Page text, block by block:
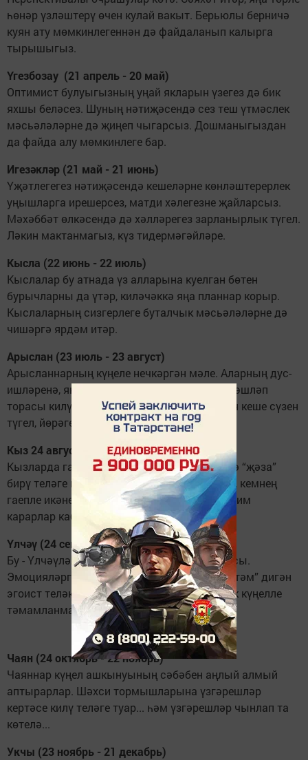
һөнәр үзләштерү өчен кулай вакыт. Берьюлы берничә
куян ату мөмкинлегеннән дә файдаланып калырга
тырышыгыз.
Үгезбозау (21 апрель - 20 май)
Оптимист булуыгызның уңай якларын үзегез дә бик
яхшы беләсез. Шуның нәтиҗәсендә сез теш үтмәслек
мәсьәләләрне дә җиңеп чыгарсыз. Дошманыгыздан
да файда алу мөмкинлеге бар.
Игезәкләр (21 май - 21 июнь)
Үҗәтлегегез нәтиҗәсендә кешеләрне көнләштерерлек
уңышларга ирешерсез, матди хәлегезне җайларсыз.
Мәхәббәт өлкәсендә дә хәлләрегез зарланырлык түгел.
Ләкин мактанмагыз, күз тидермәгәйләре.
Кысла (22 июнь - 22 июль)
Кыслалар бу атнада үз алларына куелган бөтен
бурычларны да үтәр, киләчәккә яңа планнар корыр.
Кыслаларның сизгерлеге буталчык мәсьәләләрне дә
чишәргә ярдәм итәр.
Арыслан (23 июль - 23 август)
Арысланнарның күңеле нечкәргән мәле. Аларның дус-
ишләренә, якыннарына гел яхшылык кына эшләп
торасы килү теләге артканнан артыр. Ләкин кеше сүзен
түгел, йөрәгегезне тыңлагыз.
Кыз 24 август - 23 сентябрь
Кызларда гаделлек урнаштыру, гаеплеләргә “җәза”
бирү теләге шундый көчле ки, кемнең дөрес, кемнең
гаепле икәнен ачыклап тормыйча гына мөһим
карарлар кабул итәргә мөмкиннәр.
Үлчәү (24 сентябрь - 23 октябрь)
Бу - Үлчәүләр өчен дөрес нәтиҗә ясау атнасы.
Эмоцияләргә һәм “барыбер үз дигәнемне итәм” дигән
эгоист теләкләргә таянып эш итүегез бик үк күңелле
тәмамланмаска да мөмкин.
Чаян (24 октябрь - 22 ноябрь)
Чаяннар күңел ашкынуының сәбәбен аңлый алмый
аптырарлар. Шәхси тормышларына үзгәрешләр
кертәсе килү теләге туар... һәм үзгәрешләр чынлап та
көтелә...
Укчы (23 ноябрь - 21 декабрь)